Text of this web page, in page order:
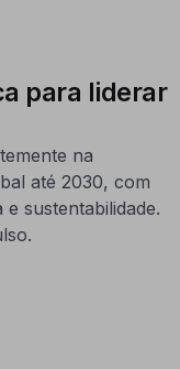
para liderar
na
até 2030, com
sustentabilidade.